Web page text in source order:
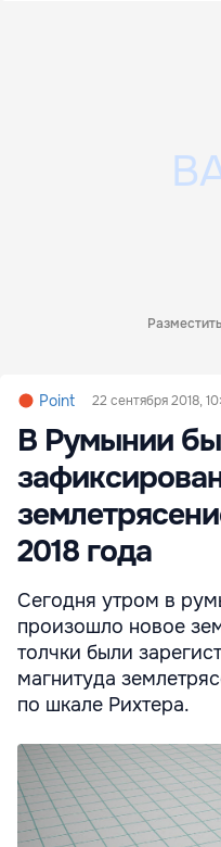
Point 22 сентября 2018,
В Румынии
2018 года
Сегодня утром в
произошло новое
толчки были
магнитуда
по шкале Рихтера.